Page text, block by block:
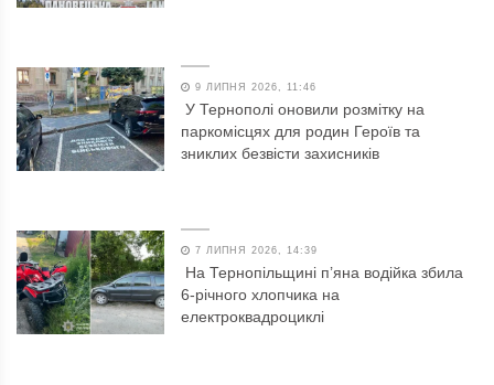
9 ЛИПНЯ 2026, 11:46
У Тернополі оновили розмітку на
паркомісцях для родин Героїв та
зниклих безвісти захисників
7 ЛИПНЯ 2026, 14:39
На Тернопільщині п’яна водійка збила
6-річного хлопчика на
електроквадроциклі